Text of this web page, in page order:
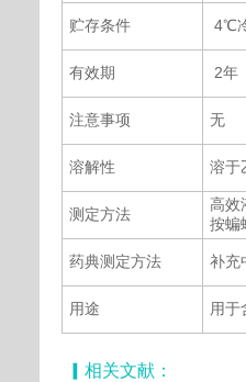
4℃
2年
无
贮存条件
有效期
注意事项
溶解性 溶于
测定方法
高效
按蝙
药典测定方法 补充
用途 用于
▎相关文献：